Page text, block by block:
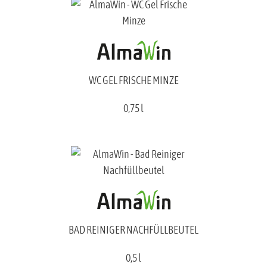
WC GEL FRISCHE MINZE
0,75 l
BAD REINIGER NACHFÜLLBEUTEL
0,5 l